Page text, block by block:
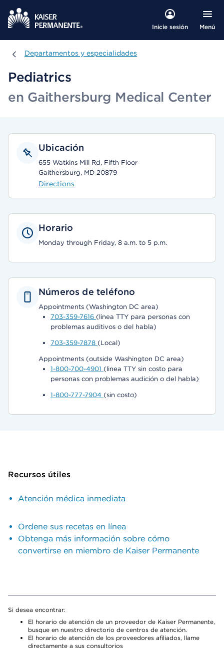
Inicie sesión Menú
Departamentos y especialidades
Departamentos y especialidades
Pediatrics
en Gaithersburg Medical Center
Ubicación
655 Watkins Mill Rd, Fifth Floor
Gaithersburg, MD 20879
Directions
Horario
Monday through Friday, 8 a.m. to 5 p.m.
Números de teléfono
Appointments (Washington DC area)
703-359-7616 (linea TTY para personas con
problemas auditivos o del habla)
703-359-7878 (Local)
Appointments (outside Washington DC area)
1-800-700-4901 (linea TTY sin costo para
personas con problemas audición o del habla)
1-800-777-7904 (sin costo)
Recursos útiles
Atención médica inmediata
Ordene sus recetas en línea
Obtenga más información sobre cómo
convertirse en miembro de Kaiser Permanente
Si desea encontrar:
El horario de atención de un proveedor de Kaiser Permanente,
busque en nuestro directorio de centros de atención.
El horario de atención de los proveedores afiliados, llame
directamente a sus consultorios